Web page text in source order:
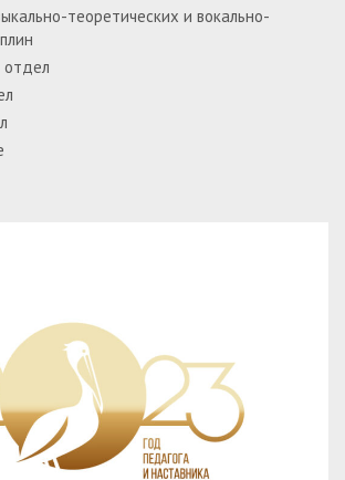
теоретических и вокально-